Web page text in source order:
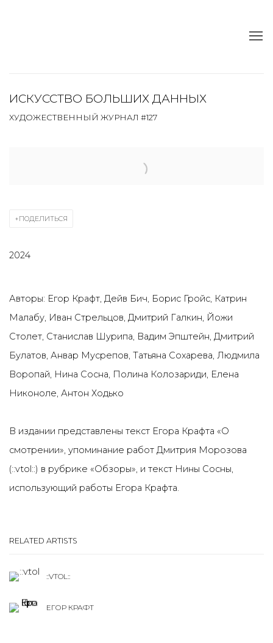
ИСКУССТВО БОЛЬШИХ ДАННЫХ
ХУДОЖЕСТВЕННЫЙ ЖУРНАЛ #127
ПОДЕЛИТЬСЯ
2024
Авторы: Егор Крафт, Дейв Бич, Борис Гройс, Катрин
Малабу, Иван Стрельцов, Дмитрий Галкин, Йожи
Столет, Станислав Шурипа, Вадим Эпштейн, Дмитрий
Булатов, Анвар Мусрепов, Татьяна Сохарева, Людмила
Воропай, Нина Сосна, Полина Колозариди, Елена
Никоноле, Антон Ходько
В издании представлены текст Егора Крафта «О
смотрении», упоминание работ Дмитрия Морозова
(::vtol::) в рубрике «Обзоры», и текст Нины Сосны,
использующий работы Егора Крафта.
RELATED ARTISTS
::VTOL::
ЕГОР КРАФТ